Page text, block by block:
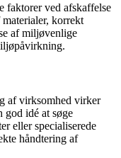
faktorer ved afskaffelse
korrekt
af miljøvenlige
af virksomhed virker
god idé at søge
eller specialiserede
håndtering af